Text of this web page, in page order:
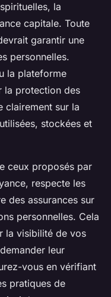
la
capitale. Toute
garantir une
personnelles.
la plateforme
la protection des
clairement sur la
stockées et
ceux proposés par
respecte les
des assurances sur
personnelles. Cela
la visibilité de vos
leur
vous en vérifiant
pratiques de